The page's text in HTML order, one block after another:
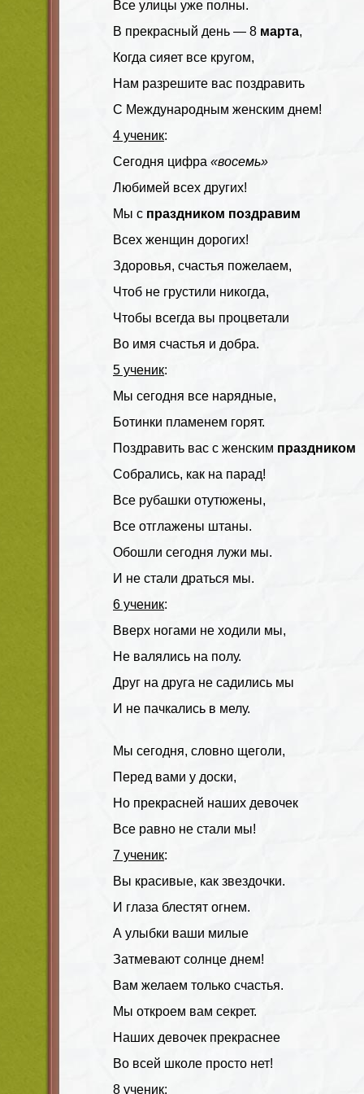
Все улицы уже полны.
В прекрасный день — 8 марта,
Когда сияет все кругом,
Нам разрешите вас поздравить
С Международным женским днем!
4 ученик:
Сегодня цифра «восемь»
Любимей всех других!
Мы с праздником поздравим
Всех женщин дорогих!
Здоровья, счастья пожелаем,
Чтоб не грустили никогда,
Чтобы всегда вы процветали
Во имя счастья и добра.
5 ученик:
Мы сегодня все нарядные,
Ботинки пламенем горят.
Поздравить вас с женским праздником
Собрались, как на парад!
Все рубашки отутюжены,
Все отглажены штаны.
Обошли сегодня лужи мы.
И не стали драться мы.
6 ученик:
Вверх ногами не ходили мы,
Не валялись на полу.
Друг на друга не садились мы
И не пачкались в мелу.
Мы сегодня, словно щеголи,
Перед вами у доски,
Но прекрасней наших девочек
Все равно не стали мы!
7 ученик:
Вы красивые, как звездочки.
И глаза блестят огнем.
А улыбки ваши милые
Затмевают солнце днем!
Вам желаем только счастья.
Мы откроем вам секрет.
Наших девочек прекраснее
Во всей школе просто нет!
8 ученик: